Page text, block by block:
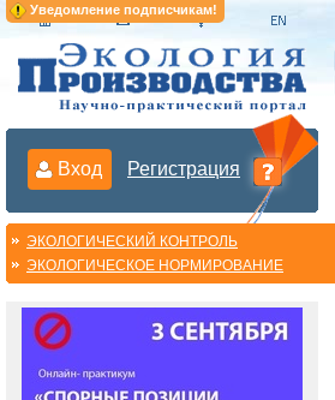
Уведомление подписчикам!
Вход Регистрация
ЭКОЛОГИЧЕСКИЙ КОНТРОЛЬ
ЭКОЛОГИЧЕСКОЕ НОРМИРОВАНИЕ